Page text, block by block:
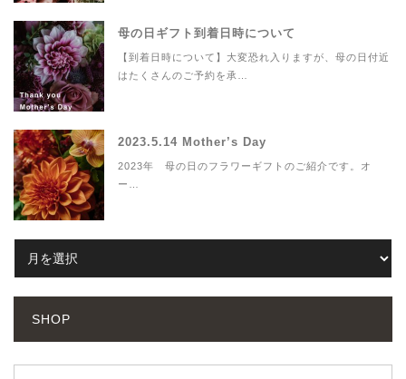
母の日ギフト到着日時について
【到着日時について】大変恐れ入りますが、母の日付近
はたくさんのご予約を承…
2023.5.14 Mother’s Day
2023年 母の日のフラワーギフトのご紹介です。オ
ー…
SHOP